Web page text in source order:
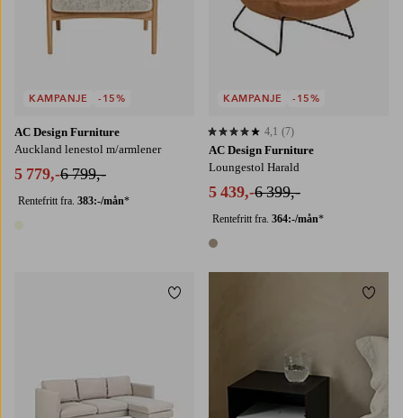
AC Design Furniture
Auckland lenestol m/armlener
5 779,-6 799,-
Rentefritt fra. 383:-/mån*
KAMPANJE -15%
AC Design Furniture
Loungestol Harald
5 439,-6 399,-
Rentefritt fra. 364:-/mån*
1 farge
4,1 basert på 7 karaktergivninger
4,1 (7)
KAMPANJE -15%
Legg til favoritter